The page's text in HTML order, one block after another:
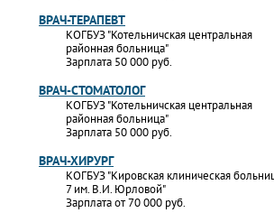
ВРАЧ-ТЕРАПЕВТ
КОГБУЗ "Котельничская центральная
районная больница"
Зарплата 50 000 руб.
ВРАЧ-СТОМАТОЛОГ
КОГБУЗ "Котельничская центральная
районная больница"
Зарплата 50 000 руб.
ВРАЧ-ХИРУРГ
КОГБУЗ "Кировская клиническая
7 им. В.И. Юрловой"
Зарплата от 70 000 руб.